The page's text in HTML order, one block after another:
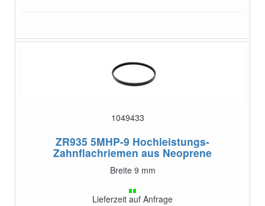
1049433
ZR935 5MHP-9 Hochleistungs-
Zahnflachriemen aus Neoprene
Breite 9 mm
Lieferzeit auf Anfrage